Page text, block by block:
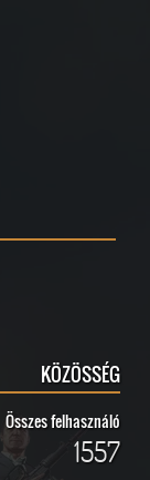
KÖZÖSSÉG
Összes felhasználó
1557